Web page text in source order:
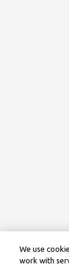
We use
work with